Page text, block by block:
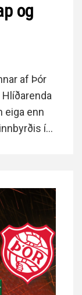
og
af Þór
eiga enn
í